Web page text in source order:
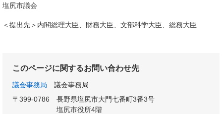
塩尻市議会
＜提出先＞内閣総理大臣、財務大臣、文部科学大臣、総務大臣
このページに関するお問い合わせ先
議会事務局
議会事務局
〒399-0786
長野県塩尻市大門七番町3番3号
塩尻市役所4階